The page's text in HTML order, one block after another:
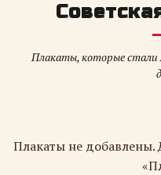
Плакаты, которые
Плакаты не добавлены.